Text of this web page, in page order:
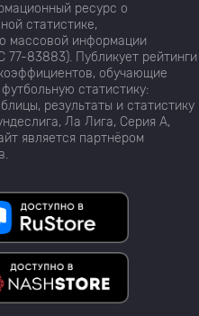
ресурс о
статистике,
массовой информации
83883). Публикует рейтинги
обучающие
статистику:
результаты и статистику
Ла Лига, Серия А,
является партнёром